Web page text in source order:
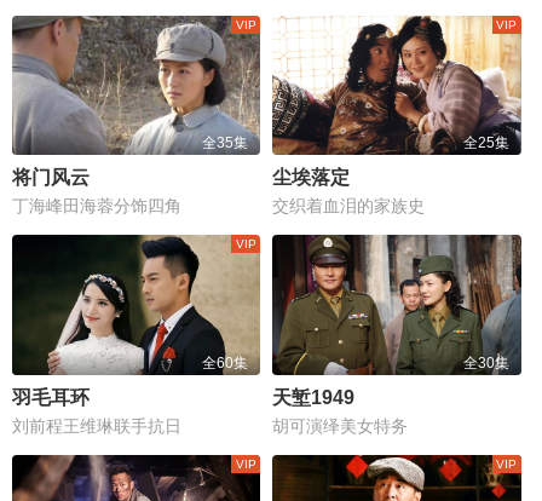
全35集
将门风云
丁海峰田海蓉分饰四角
全25集
尘埃落定
交织着血泪的家族史
全60集
羽毛耳环
刘前程王维琳联手抗日
全30集
天堑1949
胡可演绎美女特务